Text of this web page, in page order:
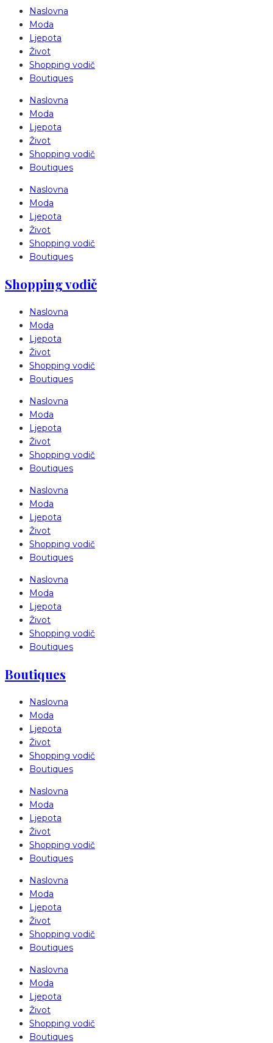
Naslovna
Moda
Ljepota
Život
Shopping vodič
Boutiques
Naslovna
Moda
Ljepota
Život
Shopping vodič
Boutiques
Naslovna
Moda
Ljepota
Život
Shopping vodič
Boutiques
Shopping vodič
Naslovna
Moda
Ljepota
Život
Shopping vodič
Boutiques
Naslovna
Moda
Ljepota
Život
Shopping vodič
Boutiques
Naslovna
Moda
Ljepota
Život
Shopping vodič
Boutiques
Naslovna
Moda
Ljepota
Život
Shopping vodič
Boutiques
Boutiques
Naslovna
Moda
Ljepota
Život
Shopping vodič
Boutiques
Naslovna
Moda
Ljepota
Život
Shopping vodič
Boutiques
Naslovna
Moda
Ljepota
Život
Shopping vodič
Boutiques
Naslovna
Moda
Ljepota
Život
Shopping vodič
Boutiques